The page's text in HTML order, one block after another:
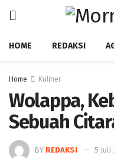
HOME REDAKSI
Home Kuliner
Wolappa,
Sebuah
BY REDAKSI 5 Juli